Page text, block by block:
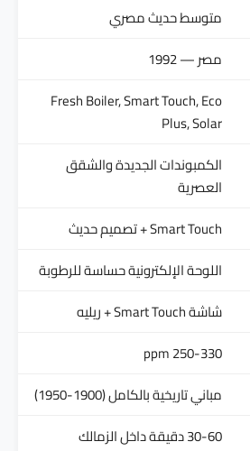
متوسط حديث مصري
مصر — 1992
Fresh Boiler, Smart Touch, Eco
Plus, Solar
الكمبوندات الجديدة والشقق
العصرية
Smart Touch + تصميم حديث
اللوحة الإلكترونية حساسة للرطوبة
شاشة Smart Touch + ريليه
250-330 ppm
مباني تاريخية بالكامل (1900-1950)
30-60 دقيقة داخل الزمالك